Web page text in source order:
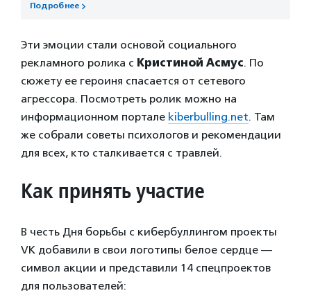
Подробнее
Эти эмоции стали основой социального
рекламного ролика с Кристиной Асмус. По
сюжету ее героиня спасается от сетевого
агрессора. Посмотреть ролик можно на
информационном портале kiberbulling.net. Там
же собрали советы психологов и рекомендации
для всех, кто сталкивается с травлей.
Как принять участие
В честь Дня борьбы с кибербуллингом проекты
VK добавили в свои логотипы белое сердце —
символ акции и представили 14 спецпроектов
для пользователей: